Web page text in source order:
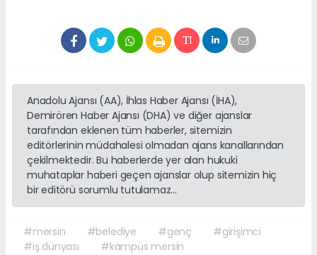
Anadolu Ajansı (AA), İhlas Haber Ajansı (İHA),
Demirören Haber Ajansı (DHA) ve diğer ajanslar
tarafından eklenen tüm haberler, sitemizin
editörlerinin müdahalesi olmadan ajans kanallarından
çekilmektedir. Bu haberlerde yer alan hukuki
muhataplar haberi geçen ajanslar olup sitemizin hiç
bir editörü sorumlu tutulamaz...
#mersin #belediye #genç
#girişimci
#iş dünyası
#kampüs mersin